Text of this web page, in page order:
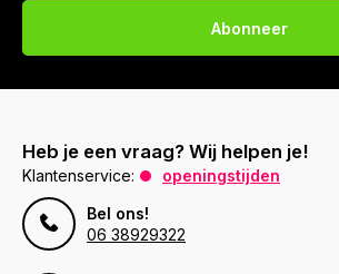
Abonneer
Heb je een vraag? Wij helpen je!
Klantenservice:
openingstijden
Bel ons!
06 38929322